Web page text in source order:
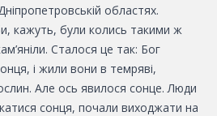
областях.
кажуть, були колись такими ж
Сталося це так: Бог
і жили вони в темряві,
Але ось явилося сонце. Люди
сонця, почали виходжати на